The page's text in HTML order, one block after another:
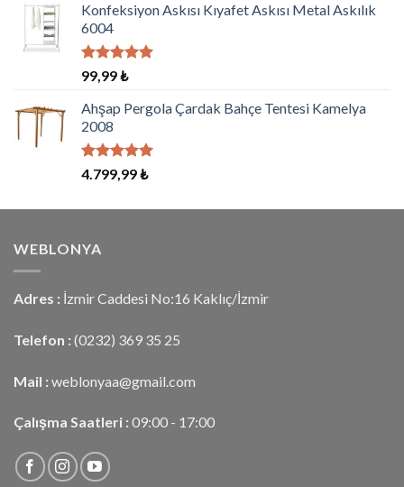
aldı
Konfeksiyon Askısı Kıyafet Askısı Metal Askılık
6004
5 üzerinden
5.00
aldı
99,99₺
Ahşap Pergola Çardak Bahçe Tentesi Kamelya
2008
5 üzerinden
oy
4.799,99₺
WEBLONYA
Adres : İzmir Caddesi No:16 Kaklıç/İzmir
Telefon : (0232) 369 35 25
Mail : weblonyaa@gmail.com
Çalışma Saatleri : 09:00 - 17:00